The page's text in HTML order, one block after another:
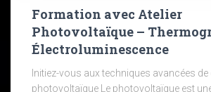
Formation avec Atelier
Photovoltaïque –
Électroluminescence
Initiez-vous aux techniques avancées
photovoltaïque Le photovoltaïque est